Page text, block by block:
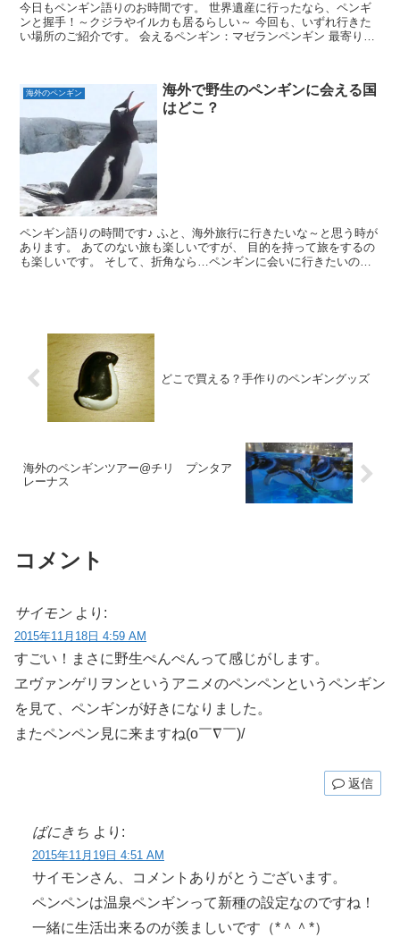
今日もペンギン語りのお時間です。 世界遺産に行ったなら、ペンギ
ンと握手！～クジラやイルカも居るらしい～ 今回も、いずれ行きた
い場所のご紹介です。 会えるペンギン：マゼランペンギン 最寄りの
海外のペンギン
海外で野生のペンギンに会える国
はどこ？
ペンギン語りの時間です♪ ふと、海外旅行に行きたいな～と思う時が
あります。 あてのない旅も楽しいですが、 目的を持って旅をするの
も楽しいです。 そして、折角なら…ペンギンに会いに行きたいのが
どこで買える？手作りのペンギングッズ
海外のペンギンツアー@チリ プンタア
レーナス
コメント
サイモン より:
2015年11月18日 4:59 AM
すごい！まさに野生ぺんぺんって感じがします。
ヱヴァンゲリヲンというアニメのペンペンというペンギン
を見て、ペンギンが好きになりました。
またペンペン見に来ますね(o￣∇￣)/
返信
ばにきち より:
2015年11月19日 4:51 AM
サイモンさん、コメントありがとうございます。
ペンペンは温泉ペンギンって新種の設定なのですね！
一緒に生活出来るのが羨ましいです（*＾＾*）